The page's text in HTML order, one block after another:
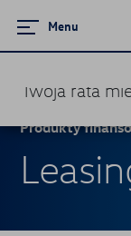
Menu
Kredyt
Produkty
Twoja rata